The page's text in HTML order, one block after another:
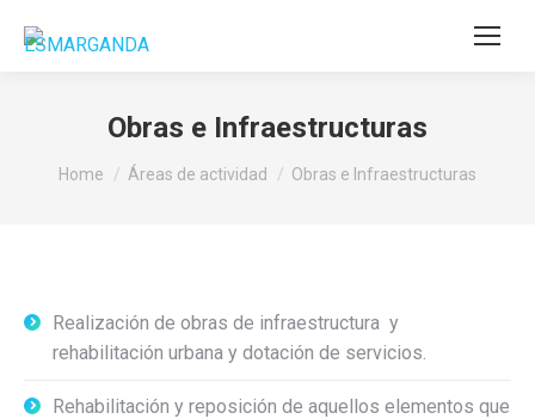
Obras e Infraestructuras
You are here:
Home Áreas de actividad Obras e Infraestructuras
Realización de obras de infraestructura y
rehabilitación urbana y dotación de servicios.
Rehabilitación y reposición de aquellos elementos que